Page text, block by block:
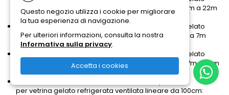
refrigerata ventilata lineare da 150cm: distanza da 7m a 22m
(codice 212030711);
unità condensatrice remota ad acqua per vetrina gelato
refrigerata ventilata lineare da 200cm: distanza fino a 7m
(codice 212030711);
unità condensatrice remota ad acqua per vetrina gelato
refrigerata ventilata lineare da 200cm: distanza da 7m a 22m
(codice 212030712);
per vetrina gelato refrigerata ventilata lineare da 100cm:
Questo negozio utilizza i cookie per migliorare
la tua esperienza di navigazione.
Per ulteriori informazioni, consulta la nostra
Informativa sulla privacy.
Accetta i cookies